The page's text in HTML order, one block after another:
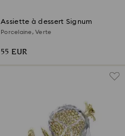
Assiette à dessert Signum
Porcelaine, Verte
55 EUR